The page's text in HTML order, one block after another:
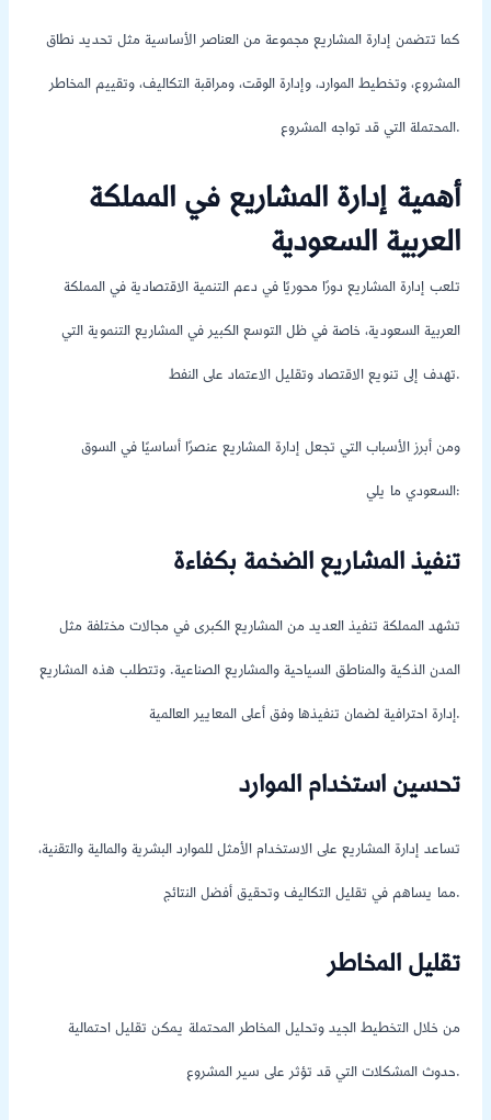
كما تتضمن إدارة المشاريع مجموعة من العناصر الأساسية مثل تحديد نطاق
المشروع، وتخطيط الموارد، وإدارة الوقت، ومراقبة التكاليف، وتقييم المخاطر
المحتملة التي قد تواجه المشروع.
أهمية إدارة المشاريع في المملكة
العربية السعودية
تلعب إدارة المشاريع دورًا محوريًا في دعم التنمية الاقتصادية في المملكة
العربية السعودية، خاصة في ظل التوسع الكبير في المشاريع التنموية التي
تهدف إلى تنويع الاقتصاد وتقليل الاعتماد على النفط.
ومن أبرز الأسباب التي تجعل إدارة المشاريع عنصرًا أساسيًا في السوق
السعودي ما يلي:
تنفيذ المشاريع الضخمة بكفاءة
تشهد المملكة تنفيذ العديد من المشاريع الكبرى في مجالات مختلفة مثل
المدن الذكية والمناطق السياحية والمشاريع الصناعية. وتتطلب هذه المشاريع
إدارة احترافية لضمان تنفيذها وفق أعلى المعايير العالمية.
تحسين استخدام الموارد
تساعد إدارة المشاريع على الاستخدام الأمثل للموارد البشرية والمالية والتقنية،
مما يساهم في تقليل التكاليف وتحقيق أفضل النتائج.
تقليل المخاطر
من خلال التخطيط الجيد وتحليل المخاطر المحتملة يمكن تقليل احتمالية
حدوث المشكلات التي قد تؤثر على سير المشروع.